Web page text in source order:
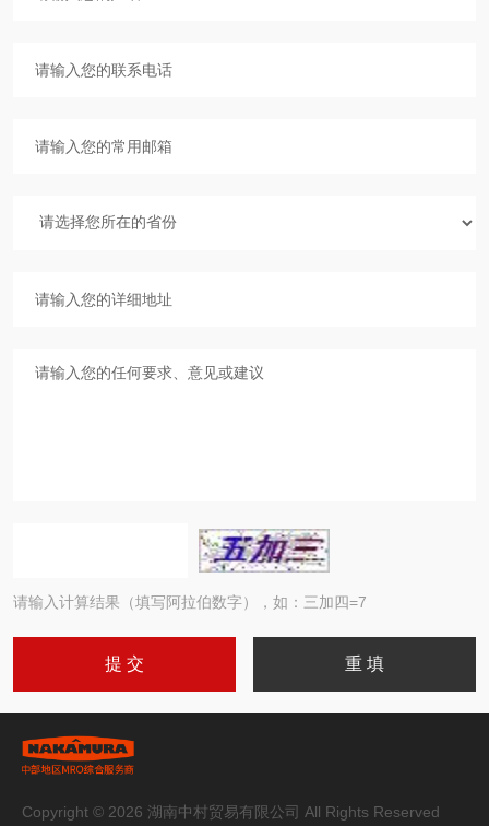
请输入计算结果（填写阿拉伯数字），如：三加四=7
Copyright © 2026 湖南中村贸易有限公司 All Rights Reserved